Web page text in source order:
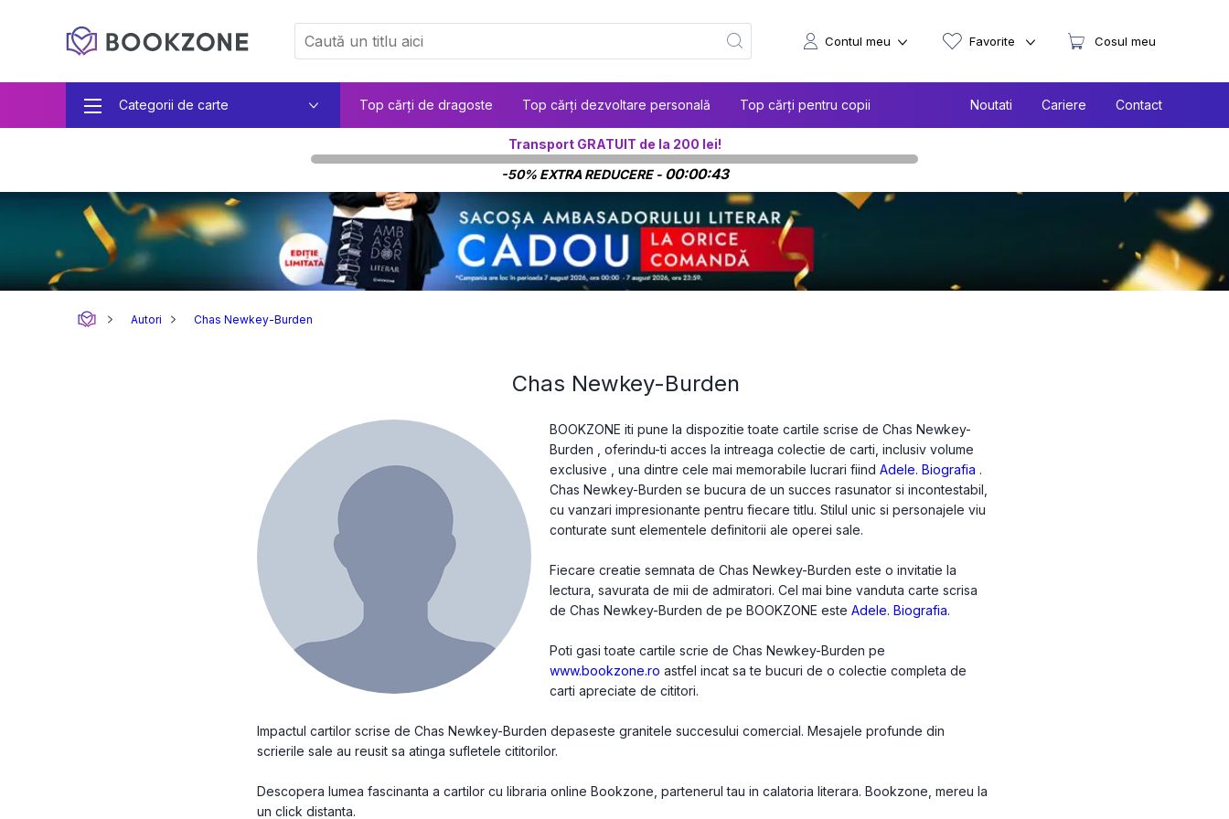
Categorii de carte Top cărți de dragoste Top cărți dezvoltare personală Top cărți pentru copii Noutati Cariere Contact
Contul meu Favorite Cosul meu
Transport GRATUIT de la 200 lei!
-50% EXTRA REDUCERE - 00:00:43
Autori Chas Newkey-Burden
Chas Newkey-Burden
BOOKZONE iti pune la dispozitie toate cartile scrise de Chas Newkey-
Burden , oferindu-ti acces la intreaga colectie de carti, inclusiv volume
exclusive , una dintre cele mai memorabile lucrari fiindAdele. Biografia .
Chas Newkey-Burden se bucura de un succes rasunator si incontestabil,
cu vanzari impresionante pentru fiecare titlu. Stilul unic si personajele viu
conturate sunt elementele definitorii ale operei sale.
Fiecare creatie semnata de Chas Newkey-Burden este o invitatie la
lectura, savurata de mii de admiratori. Cel mai bine vanduta carte scrisa
de Chas Newkey-Burden de pe BOOKZONE esteAdele. Biografia.
Poti gasi toate cartile scrie de Chas Newkey-Burden pe
www.bookzone.ro astfel incat sa te bucuri de o colectie completa de
carti apreciate de cititori.
Impactul cartilor scrise de Chas Newkey-Burden depaseste granitele succesului comercial. Mesajele profunde din
scrierile sale au reusit sa atinga sufletele cititorilor.
Descopera lumea fascinanta a cartilor cu libraria online Bookzone, partenerul tau in calatoria literara. Bookzone, mereu la
un click distanta.